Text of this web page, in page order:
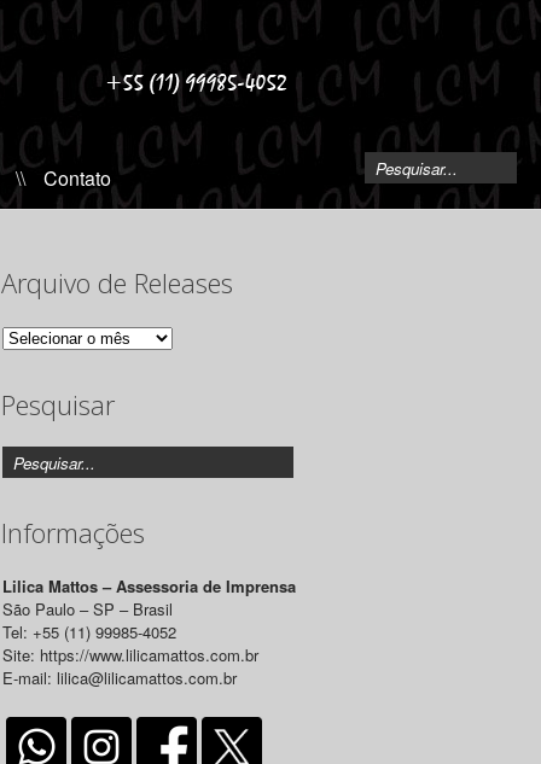
\\ Contato
Arquivo de Releases
Arquivo
Pesquisar
Informações
Lilica Mattos – Assessoria de Imprensa
São Paulo – SP – Brasil
Tel: +55 (11) 99985-4052
Site: https://www.lilicamattos.com.br
E-mail: lilica@lilicamattos.com.br